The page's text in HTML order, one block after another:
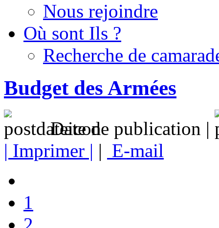
Nous rejoindre
Où sont Ils ?
Recherche de
Budget des Armées
Date de publication |
| Imprimer | | E-mail
1